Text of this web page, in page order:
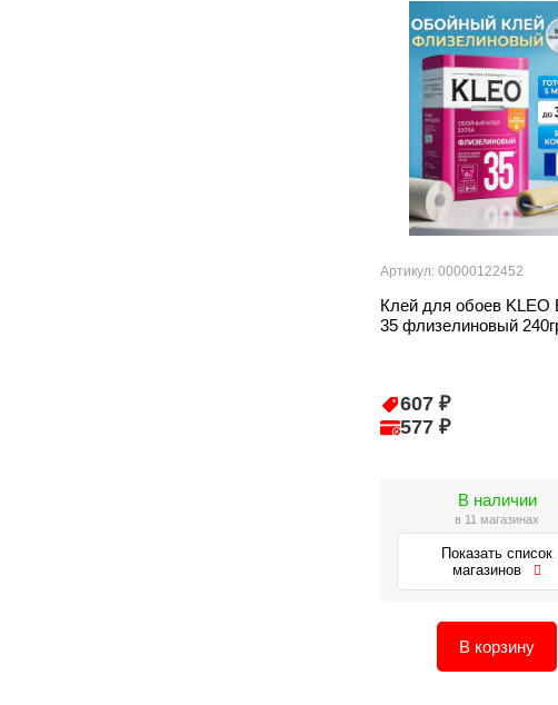
Артикул: 00000122452
Клей для обоев KLEO
35 флизелиновый
607 ₽
577 ₽
В наличии
в 11 магазинах
Показать список
магазинов
В корзину